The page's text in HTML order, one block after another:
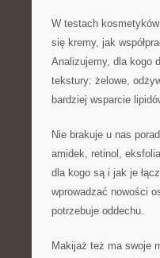
W testach
się kremy, jak
Analizujemy, dla kogo
tekstury: żelowe,
bardziej wsparcie
Nie brakuje u nas
amidek, retinol,
dla kogo są i jak je
wprowadzać nowości
potrzebuje oddechu.
Makijaż też ma swoje